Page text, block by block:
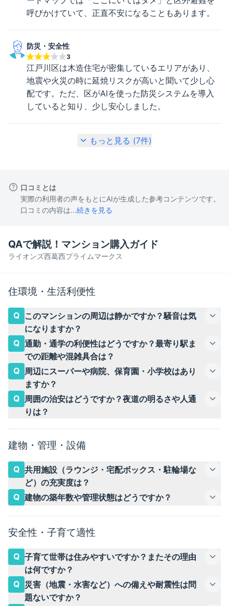
呼びかけていて、正直不安になることもあります。
防災・安全性
3
江戸川区は木造住宅が密集しているエリアがあり、
地震や火災の時に延焼リスクが高いと聞いて少し心
配です。ただ、区がAIを使った防災システムを導入
していると知り、少し安心しました。
もっと見る (7件)
口コミとは
実際の利用者の声をもとにAIが生成した参考コンテンツです。
口コミの内容は...続きを見る
ライオンズ西葛西プライムマークス
QAで解説！マンション購入ガイド
住環境・生活利便性
Q このマンションの周辺は静かですか？騒音は気
になりますか？
Q 通勤・通学の利便性はどうですか？最寄り駅ま
での距離や混雑具合は？
Q 周辺にスーパーや病院、保育園・小学校はあり
ますか？
Q 周囲の治安はどうですか？夜道の明るさや人通
りは？
建物・管理・設備
Q 共用施設（ラウンジ・宅配ボックス・駐輪場な
ど）の充実度は？
Q 建物の築年数や管理状態はどうですか？
安全性・子育て適性
Q 子育て世帯は住みやすいですか？またその理由
は何ですか？
Q 災害（地震・水害など）への備えや耐震性は問
題ないですか？